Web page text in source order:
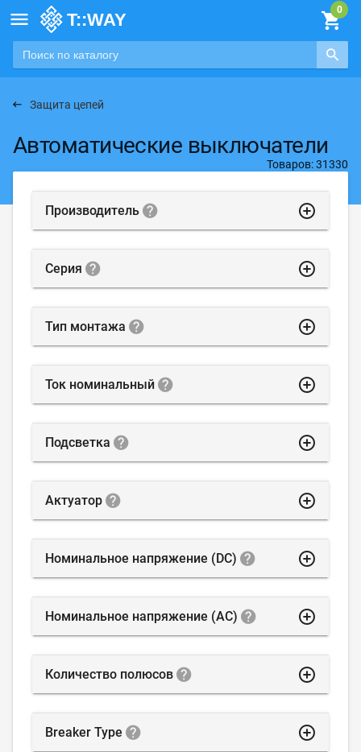

Защита цепей
Автоматические выключатели
Товаров: 31330
highlight_off
Производитель
highlight_off
Серия
highlight_off
Тип монтажа
highlight_off
Ток номинальный
highlight_off
Подсветка
highlight_off
Актуатор
highlight_off
Номинальное напряжение (DC)
highlight_off
Номинальное напряжение (AC)
highlight_off
Количество полюсов
highlight_off
Breaker Type